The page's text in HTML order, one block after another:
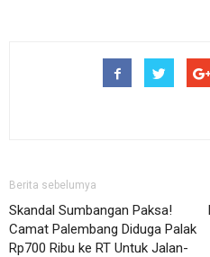
Berita sebelumya
Skandal Sumbangan Paksa!
Camat Palembang Diduga Palak
Rp700 Ribu ke RT Untuk Jalan-